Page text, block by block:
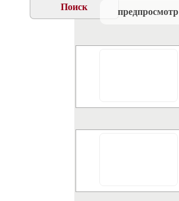
Поиск предпросмотр